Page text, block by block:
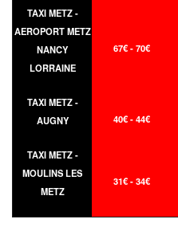
TAXI METZ -
AEROPORT METZ
NANCY
LORRAINE
67€ - 70€
TAXI METZ -
AUGNY
40€ - 44€
TAXI METZ -
MOULINS LES
METZ
31€ - 34€